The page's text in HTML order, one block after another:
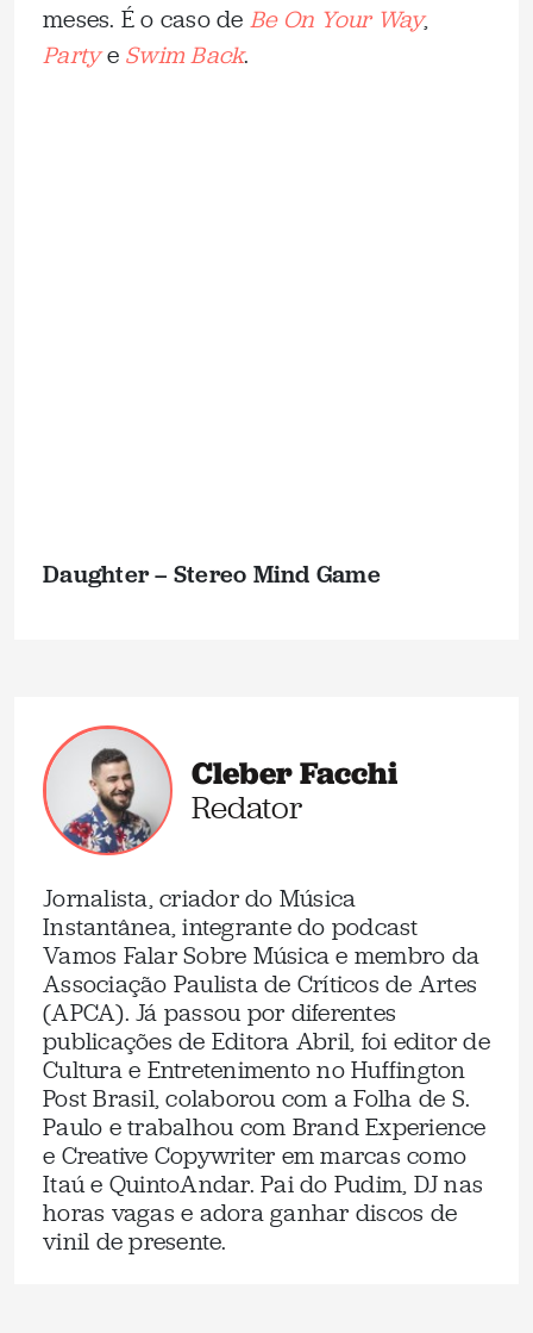
meses. É o caso de Be On Your Way,
Partye Swim Back.
Daughter – Stereo Mind Game
Cleber Facchi
Redator
Jornalista, criador do Música
Instantânea, integrante do podcast
Vamos Falar Sobre Música e membro da
Associação Paulista de Críticos de Artes
(APCA). Já passou por diferentes
publicações de Editora Abril, foi editor de
Cultura e Entretenimento no Huffington
Post Brasil, colaborou com a Folha de S.
Paulo e trabalhou com Brand Experience
e Creative Copywriter em marcas como
Itaú e QuintoAndar. Pai do Pudim, DJ nas
horas vagas e adora ganhar discos de
vinil de presente.